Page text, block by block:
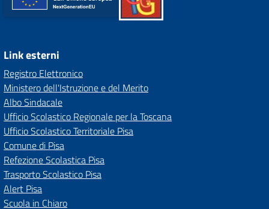
Link esterni
Registro Elettronico
Ministero dell'Istruzione e del Merito
Albo Sindacale
Ufficio Scolastico Regionale per la Toscana
Ufficio Scolastico Territoriale Pisa
Comune di Pisa
Refezione Scolastica Pisa
Trasporto Scolastico Pisa
Alert Pisa
Scuola in Chiaro